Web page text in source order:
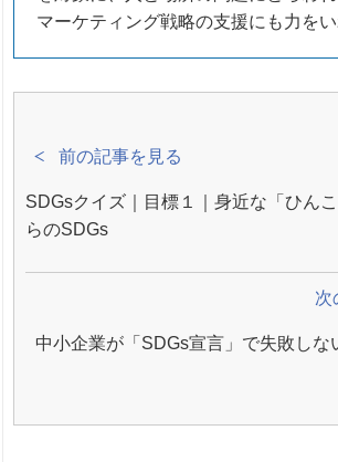
マーケティング戦略の支援にも力をい
前の記事を見る
SDGsクイズ｜目標１｜身近な「ひん
らのSDGs
次
中小企業が「SDGs宣言」で失敗しな